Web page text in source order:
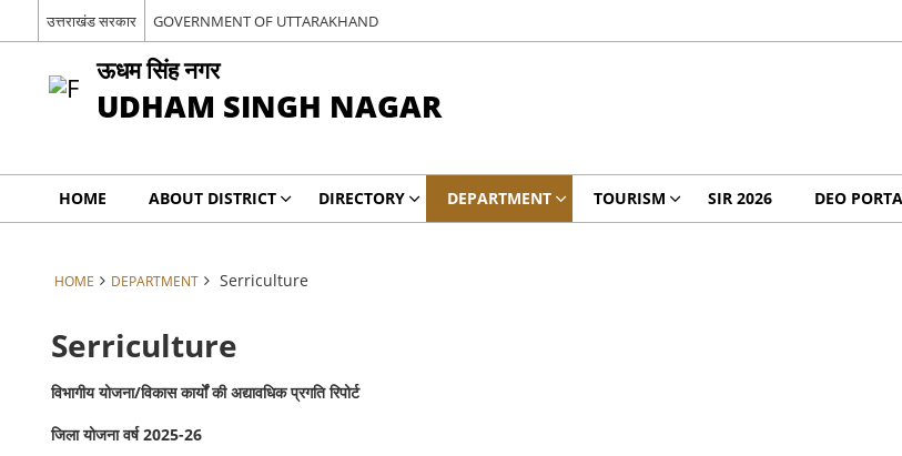
उत्तराखंड सरकार GOVERNMENT OF UTTARAKHAND
ऊधम सिंह नगर
UDHAM SINGH NAGAR
HOME ABOUT DISTRICT DIRECTORY DEPARTMENT TOURISM SIR 2026 DEO
HOME DEPARTMENT Serriculture
Serriculture
विभागीय योजना/विकास कार्यों की अद्यावधिक प्रगति रिपोर्ट
जिला योजना वर्ष 2025-26